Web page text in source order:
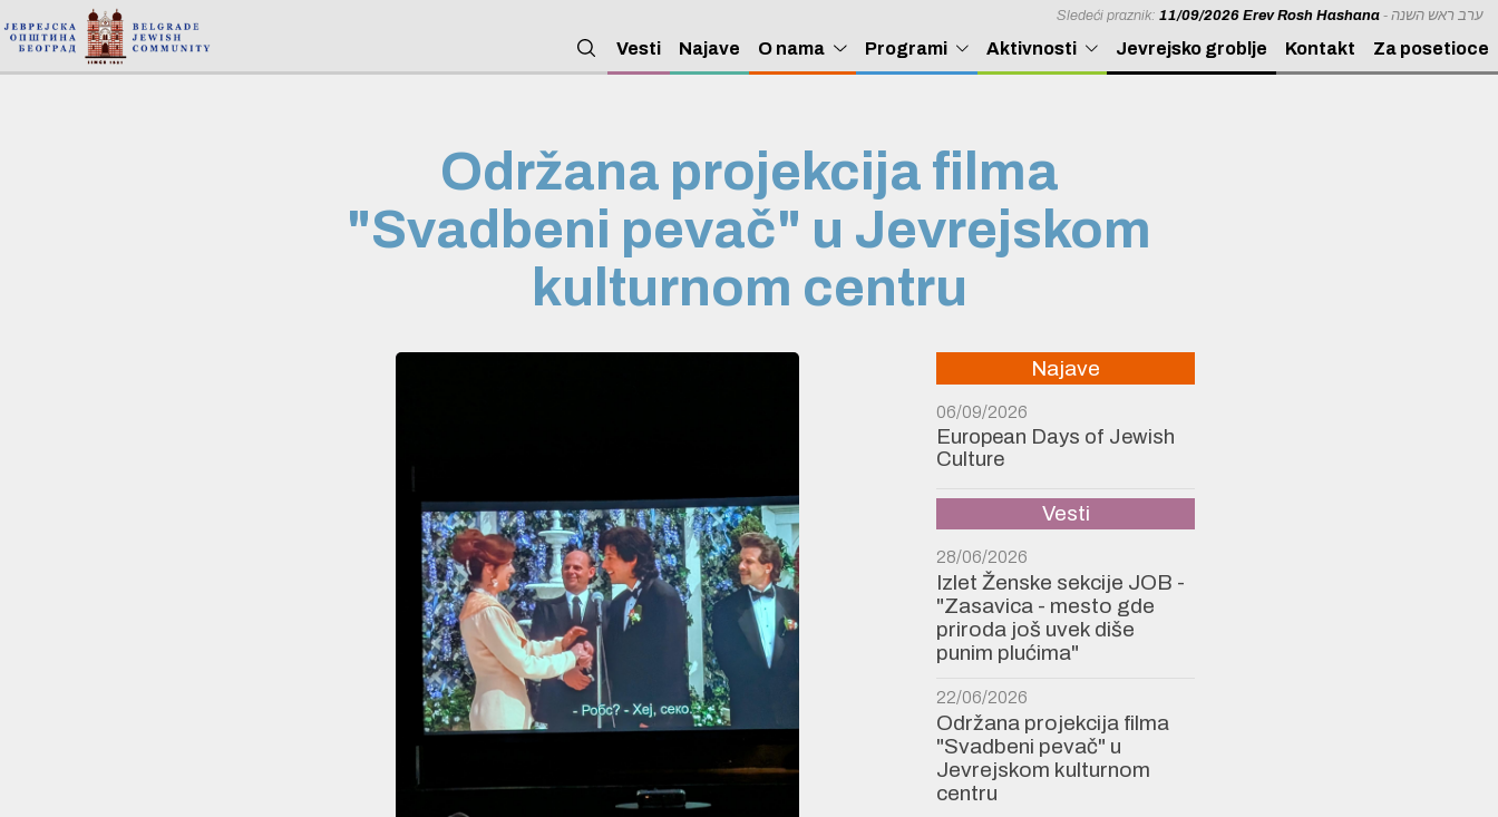
Sledeći praznik:11/09/2026 Erev Rosh Hashana - ערב ראש השנה
Vesti Najave O nama Programi Aktivnosti Jevrejsko groblje Kontakt Za posetioce
Održana projekcija filma
"Svadbeni pevač" u Jevrejskom
kulturnom centru
Najave
06/09/2026
European Days of Jewish
Culture
Vesti
28/06/2026
Izlet Ženske sekcije JOB -
"Zasavica - mesto gde
priroda još uvek diše
punim plućima"
22/06/2026
Održana projekcija filma
"Svadbeni pevač" u
Jevrejskom kulturnom
centru